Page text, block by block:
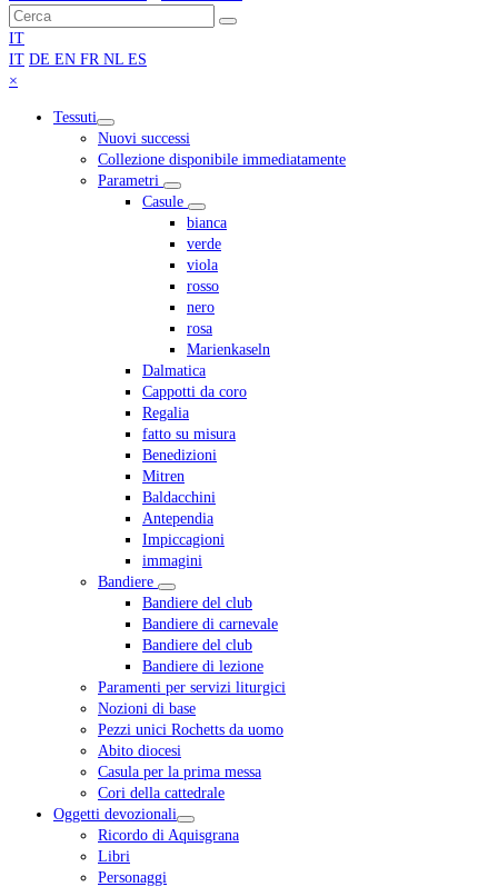
Torna
in
cima
Cerca
Invia
IT
IT DE EN FR NL ES
×
menu
Tessuti
Nuovi successi
Collezione disponibile immediatamente
Parametri
Casule
bianca
verde
viola
rosso
nero
rosa
Marienkaseln
Dalmatica
Cappotti da coro
Regalia
fatto su misura
Benedizioni
Mitren
Baldacchini
Antependia
Impiccagioni
immagini
Bandiere
Bandiere del club
Bandiere di carnevale
Bandiere del club
Bandiere di lezione
Paramenti per servizi liturgici
Nozioni di base
Pezzi unici Rochetts da uomo
Abito diocesi
Casula per la prima messa
Cori della cattedrale
Oggetti devozionali
Ricordo di Aquisgrana
Libri
Personaggi